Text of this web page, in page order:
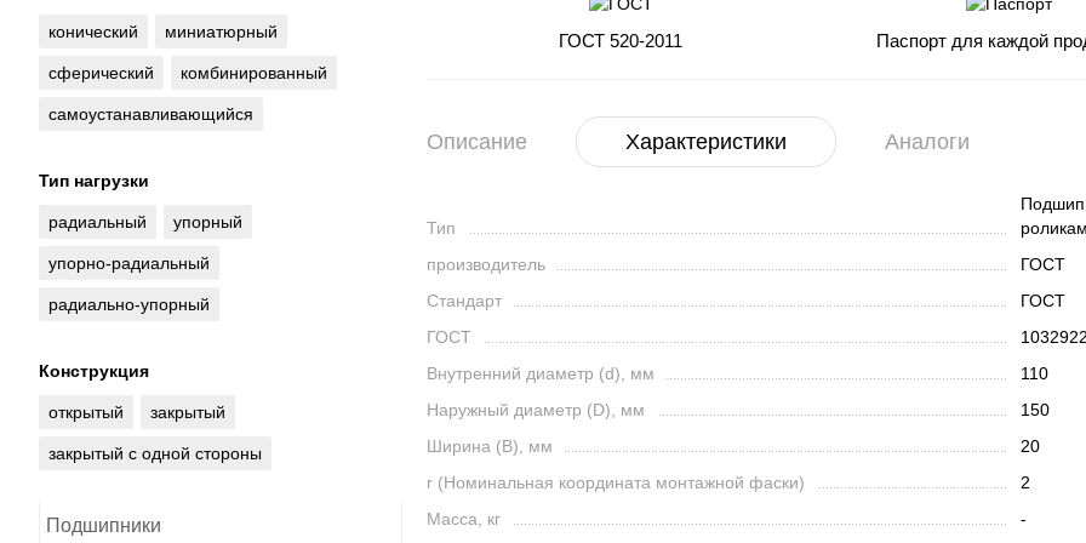
ГОСТ 520-2011 Паспорт для каждой
Описание Характеристики Аналоги
Тип
производитель
ГОСТ
Стандарт
ГОСТ
ГОСТ
Внутренний диаметр (d), мм
110
Наружный диаметр (D), мм
150
Ширина (B), мм
20
r (Номинальная координата монтажной фаски)
2
Масса, кг
-
конический миниатюрный
сферический комбинированный
самоустанавливающийся
Тип нагрузки
радиальный упорный
упорно-радиальный
радиально-упорный
Конструкция
открытый закрытый
закрытый с одной стороны
Подшипники